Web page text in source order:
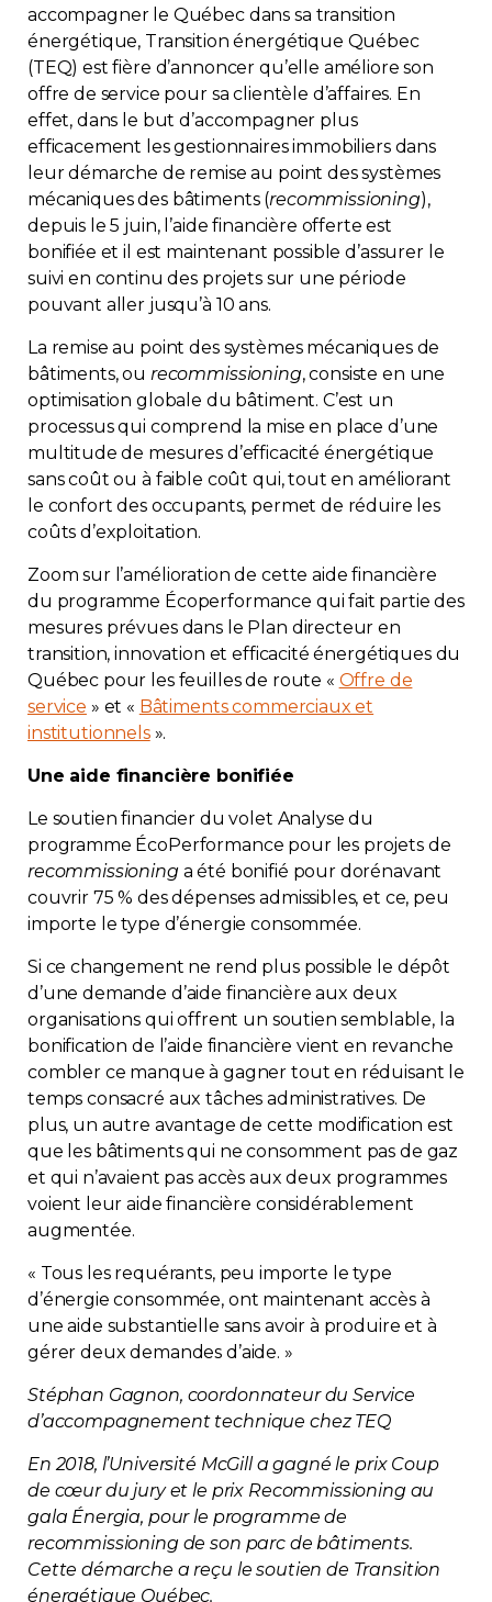
Médias
FAQ
Zone Membres
Français
Contact
Adhésion
accompagner le Québec dans sa transition
énergétique, Transition énergétique Québec
(TEQ) est fière d’annoncer qu’elle améliore son
offre de service pour sa clientèle d’affaires. En
effet, dans le but d’accompagner plus
efficacement les gestionnaires immobiliers dans
leur démarche de remise au point des systèmes
mécaniques des bâtiments (recommissioning),
depuis le 5 juin, l’aide financière offerte est
bonifiée et il est maintenant possible d’assurer le
suivi en continu des projets sur une période
pouvant aller jusqu’à 10 ans.
La remise au point des systèmes mécaniques de
bâtiments, ou recommissioning, consiste en une
optimisation globale du bâtiment. C’est un
processus qui comprend la mise en place d’une
multitude de mesures d’efficacité énergétique
sans coût ou à faible coût qui, tout en améliorant
le confort des occupants, permet de réduire les
coûts d’exploitation.
Zoom sur l’amélioration de cette aide financière
du programme Écoperformance qui fait partie des
mesures prévues dans le Plan directeur en
transition, innovation et efficacité énergétiques du
Québec pour les feuilles de route « Offre de
service » et « Bâtiments commerciaux et
institutionnels».
Une aide financière bonifiée
Le soutien financier du volet Analyse du
programme ÉcoPerformance pour les projets de
recommissioning a été bonifié pour dorénavant
couvrir 75 % des dépenses admissibles, et ce, peu
importe le type d’énergie consommée.
Si ce changement ne rend plus possible le dépôt
d’une demande d’aide financière aux deux
organisations qui offrent un soutien semblable, la
bonification de l’aide financière vient en revanche
combler ce manque à gagner tout en réduisant le
temps consacré aux tâches administratives. De
plus, un autre avantage de cette modification est
que les bâtiments qui ne consomment pas de gaz
et qui n’avaient pas accès aux deux programmes
voient leur aide financière considérablement
augmentée.
« Tous les requérants, peu importe le type
d’énergie consommée, ont maintenant accès à
une aide substantielle sans avoir à produire et à
gérer deux demandes d’aide. »
Stéphan Gagnon, coordonnateur du Service
d’accompagnement technique chez TEQ
En 2018, l’Université McGill a gagné le prix Coup
de cœur du jury et le prix Recommissioning au
gala Énergia, pour le programme de
recommissioning de son parc de bâtiments.
Cette démarche a reçu le soutien de Transition
énergétique Québec.